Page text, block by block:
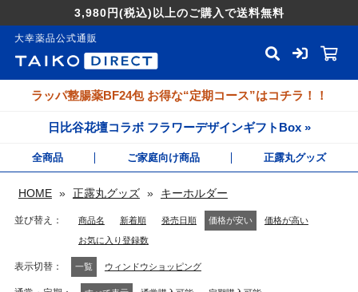
3,980円(税込) 以上のご購入で送料無料
大幸薬品公式通販
ラッパ整腸薬BF24包 お得な“定期コース”はコチラ！！
日比谷花壇コラボ フラワーデザインギフトBox »
全商品 ご家庭向け商品 正露丸グッズ
HOME » 正露丸グッズ » キーホルダー
並び替え 商品名 新着順 発売日順 価格が安い 価格が高い
お気に入り登録数
表示切替 一覧 ウィンドウショッピング